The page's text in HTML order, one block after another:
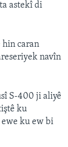
astekî di
hin caran
navîn
S-400 ji aliyê
ku
ku ew bi